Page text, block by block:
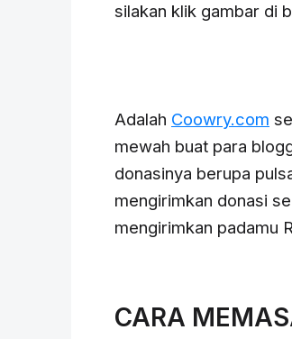
silakan klik gambar di
Adalah Coowry.com
mewah buat para
donasinya berupa
mengirimkan donasi
mengirimkan padamu
CARA